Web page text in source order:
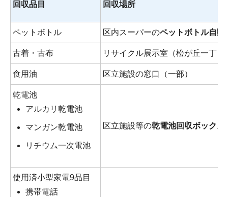
回収品目 回収場所
ペットボトル 区内スーパーのペットボトル自動
古着・古布 リサイクル展示室（松が丘一丁目
食用油 区立施設の窓口（一部）
乾電池
アルカリ乾電池
マンガン乾電池
リチウム一次電池
区立施設等の乾電池回収ボックス
使用済小型家電9品目
携帯電話